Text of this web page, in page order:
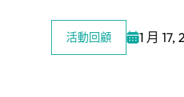
活動回顧 1 月 17,